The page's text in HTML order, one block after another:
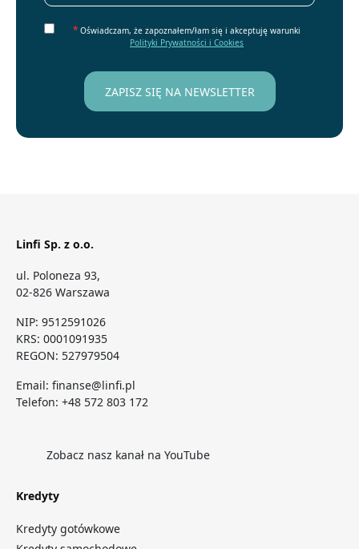
* Oświadczam, że zapoznałem/łam się i akceptuję warunki
Polityki Prywatności i Cookies
Linfi Sp. z o.o.
ul. Poloneza 93,
02-826 Warszawa
NIP: 9512591026
KRS: 0001091935
REGON: 527979504
Email: finanse@linfi.pl
Telefon: +48 572 803 172
Zobacz nasz kanał na YouTube
Kredyty
Kredyty gotówkowe